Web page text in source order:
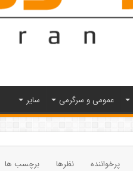
عمومی و سرگرمی سایر
پرخواننده نظرها
برچسب ها